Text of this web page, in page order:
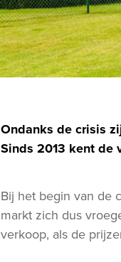
Ondanks de crisis
Sinds 2013 kent de
Bij het begin van de
markt zich dus
verkoop, als de